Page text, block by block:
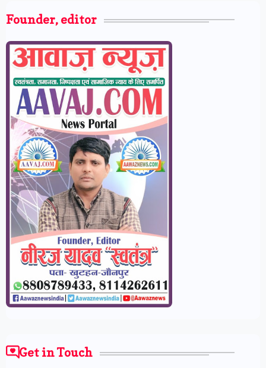
Founder, editor
Get in Touch